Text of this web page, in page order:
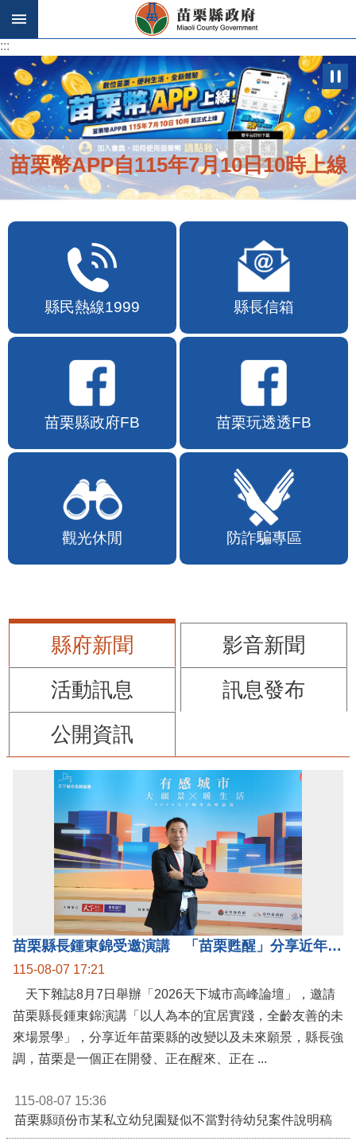
跳到主要內容區塊
:::
苗栗幣APP自115年7月10日10時上線
縣民熱線1999 縣長信箱
苗栗縣政府FB 苗栗玩透透FB
觀光休閒 防詐騙專區
縣府新聞
影音新聞
活動訊息
訊息發布
公開資訊
苗栗縣長鍾東錦受邀演講 「苗栗甦醒」分享近年轉變
115-08-07 17:21
天下雜誌8月7日舉辦「2026天下城市高峰論壇」，邀請
苗栗縣長鍾東錦演講「以人為本的宜居實踐，全齡友善的未
來場景學」，分享近年苗栗縣的改變以及未來願景，縣長強
調，苗栗是一個正在開發、正在醒來、正在 ...
115-08-07 15:36
苗栗縣頭份市某私立幼兒園疑似不當對待幼兒案件說明稿